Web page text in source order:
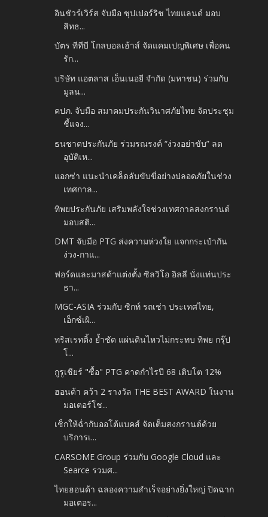
อินชัวร์เวิร์ส จับมือ ซุปเปอร์ริช ไทยแลนด์ มอบ
สิทธ...
บัตร ทีทีบี โกลบอลเฮ้าส์ จัดแคมเปญพิเศษ เพื่อคน
รัก...
บริษัท แอตลาส เอ็นเนอยี จำกัด (มหาชน) ร่วมกับ
มูลน...
คปภ. จับมือ สมาคมประกันวินาศภัยไทย จัดประชุม
ชี้แจง...
ธนชาตประกันภัย ร่วมรณรงค์ “ง่วงอย่าขับ” ลด
อุบัติเห...
แอกซ่า แนะนำเคล็ดลับขับขี่อย่างปลอดภัยในช่วง
เทศกาล...
ทิพยประกันภัย เสริมพลังใจช่วงเทศกาลสงกรานต์
มอบสติ...
DMT จับมือ PTG ส่งความห่วงใย แจกกระเป๋ากัน
ง่วง-กาแ...
ฟอร์ดและมาสด้าแต่งตั้ง ซิลวิโอ อิลลี นั่งแท่นประ
ธา...
MGC-ASIA ร่วมกับ ซิกท์ รถเช่า ประเทศไทย,
เอ็กซ์เผิ...
ทริสเรทติ้ง ย้ำชัด แผ่นดินไหวไม่กระทบ ทิพย กรุ๊ป
โ...
กูรูเชียร์ "ซื้อ" PTG คาดกำไรปี 68 เติบโต 12%
ฮอนด้า คว้า 2 รางวัล THE BEST AWARD ในงาน
มอเตอร์โช...
เช็กให้ฉ่ำกับออโต้แบคส์ จัดเต็มสงกรานต์ด้วย
บริการเ...
CARSOME Group ร่วมกับ Google Cloud และ
Searce รวมศ...
ไทยฮอนด้า ฉลองความสำเร็จอย่างยิ่งใหญ่ ปิดฉาก
มอเตอร...